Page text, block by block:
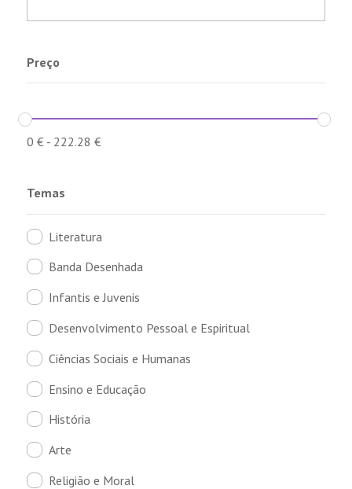
Preço
0 €- 222.28 €
Temas
Literatura
Banda Desenhada
Infantis e Juvenis
Desenvolvimento Pessoal e Espiritual
Ciências Sociais e Humanas
Ensino e Educação
História
Arte
Religião e Moral